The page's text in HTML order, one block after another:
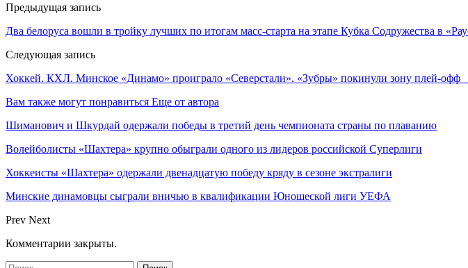
Предыдущая запись
Два белоруса вошли в тройку лучших по итогам масс-старта на этапе Кубка Содружества в
Следующая запись
Хоккей. КХЛ. Минское «Динамо» проиграло «Северстали». «Зубры» покинули зону плей-офф
Вам также могут понравиться Еще от автора
Шиманович и Шкурдай одержали победы в третий день чемпионата страны по плаванию
Волейболисты «Шахтера» крупно обыграли одного из лидеров российской Суперлиги
Хоккеисты «Шахтера» одержали двенадцатую победу кряду в сезоне экстралиги
Минские динамовцы сыграли вничью в квалификации Юношеской лиги УЕФА
Prev Next
Комментарии закрыты.